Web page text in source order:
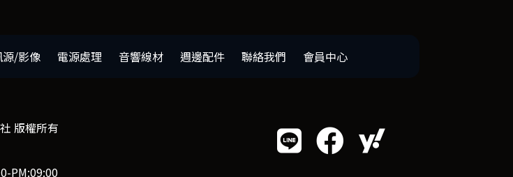
源/影像 電源處理 音響線材 週邊配件 聯絡我們 會員中心
版權所有
PM:09:00